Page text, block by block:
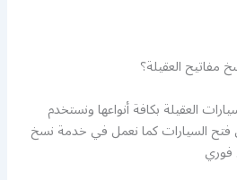
العقيلة؟
العقيلة بكافة أنواعها ونستخدم
السيارات كما نعمل في خدمة نسخ
فوري